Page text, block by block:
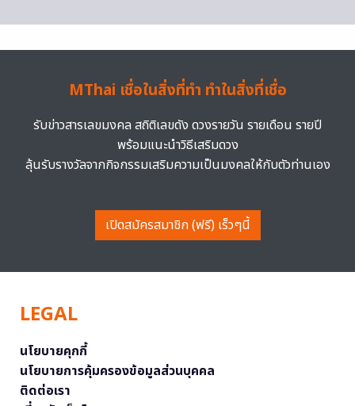
MThai เชื่อในสิ่งที่ทำ ทำในสิ่งที่เชื่อ
รับข่าวสารเลขมงคล สถิติเลขดัง ดวงรายวัน รายเดือน รายปี
พร้อมแนะนำวิธีเสริมดวง
ลุ้นรับรางวัลจากกิจกรรมเสริมความเป็นมงคลให้กับตัวท่านเอง
เปิดสมัครสมาชิก (ฟรี) เร็วๆนี้
LEGAL
นโยบายคุกกี้
นโยบายการคุ้มครองข้อมูลส่วนบุคคล
ติดต่อเรา